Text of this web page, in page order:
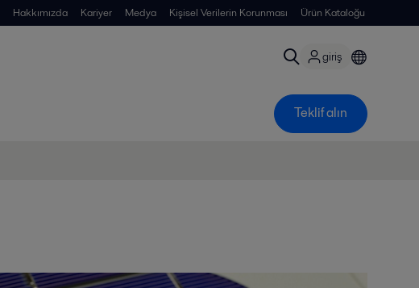
Hakkımızda Kariyer Medya Kişisel Verilerin Korunması Ürün Kataloğu
giriş
Teklif alın